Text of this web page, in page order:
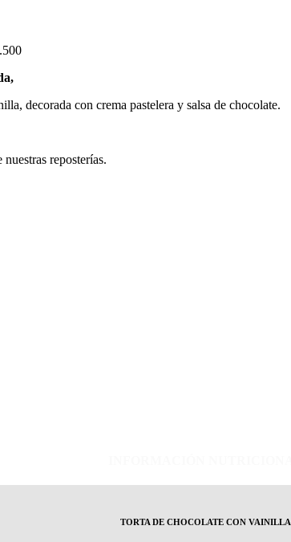
decorada con crema pastelera y salsa de chocolate.
reposterías.
TORTA DE CHOCOLATE CON VAINILLA